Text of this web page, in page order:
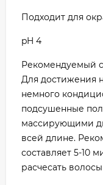
Подходит для
pH 4
Рекомендуемый
Для достижения
немного
подсушенные
массирующими
всей длине.
составляет 5-10
расчесать